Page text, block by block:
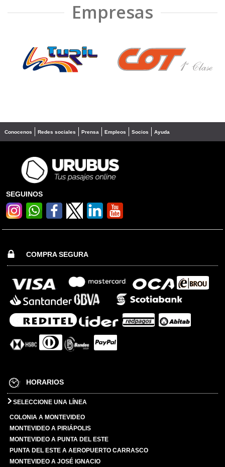
Empresas
❮ ❯
Conocenos Redes sociales Prensa Empleos Socios Ayuda
SEGUINOS
COMPRA SEGURA
HORARIOS
SELECCIONE UNA LÍNEA
COLONIA A MONTEVIDEO
MONTEVIDEO A PIRIÁPOLIS
MONTEVIDEO A PUNTA DEL ESTE
PUNTA DEL ESTE A AEROPUERTO CARRASCO
MONTEVIDEO A JOSÉ IGNACIO